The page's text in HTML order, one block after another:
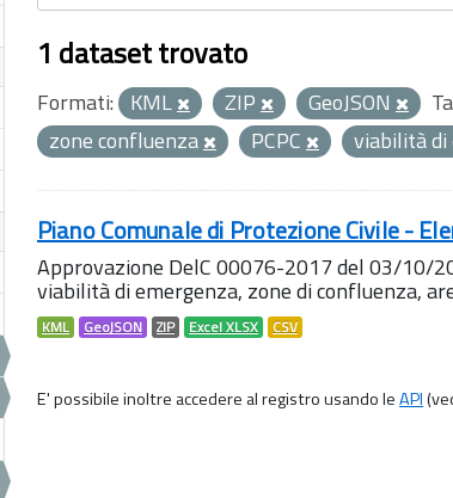
1 dataset trovato
Formati: KML ZIP GeoJSON
zone confluenza
PCPC viabilità di
Piano Comunale di Protezione Civile -
Approvazione DelC 00076-2017 del 03/10/
viabilità di emergenza, zone di confluenza,
KML GeoJSON ZIP Excel XLSX CSV
E' possibile inoltre accedere al registro usando leAPI